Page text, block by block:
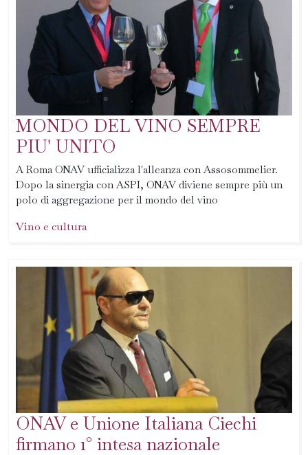
MONDO DEL VINO SEMPRE
PIU' UNITO
A Roma ONAV ufficializza l'alleanza con Assosommelier.
Dopo la sinergia con ASPI, ONAV diviene sempre più un
polo di aggregazione per il mondo del vino
Vino e cultura
ONAV e Unione Italiana Ciechi
firmano 1° intesa nazionale